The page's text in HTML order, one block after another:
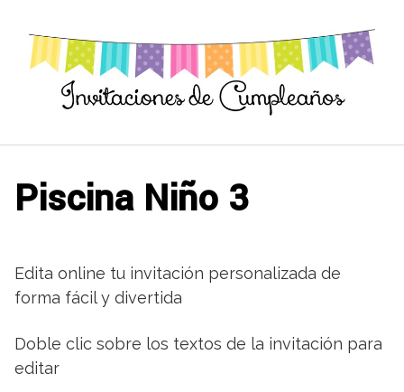
contenido
Piscina Niño 3
Edita online tu invitación personalizada de
forma fácil y divertida
Doble clic sobre los textos de la invitación para
editar